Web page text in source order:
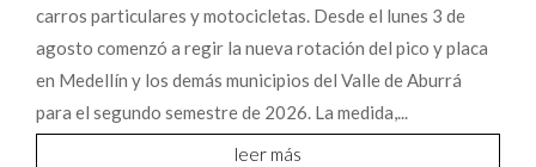
carros particulares y motocicletas. Desde el lunes 3 de
agosto comenzó a regir la nueva rotación del pico y placa
en Medellín y los demás municipios del Valle de Aburrá
para el segundo semestre de 2026. La medida,...
leer más